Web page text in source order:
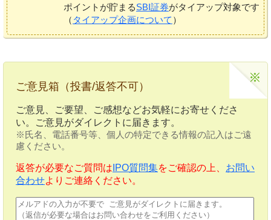
ポイントが貯まるSBI証券がタイアップ対象です
（ タイアップ企画について ）
ご意見箱（投書/返答不可）
ご意見、ご要望、ご感想などお気軽にお寄せくださ
い。ご意見がダイレクトに届きます。
※氏名、電話番号等、個人の特定できる情報の記入はご遠
慮ください。
返答が必要なご質問は IPO質問集をご確認の上、 お問い
合わせよりご連絡ください。